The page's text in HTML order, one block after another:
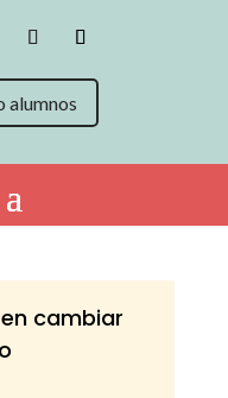
alumnos
cambiar